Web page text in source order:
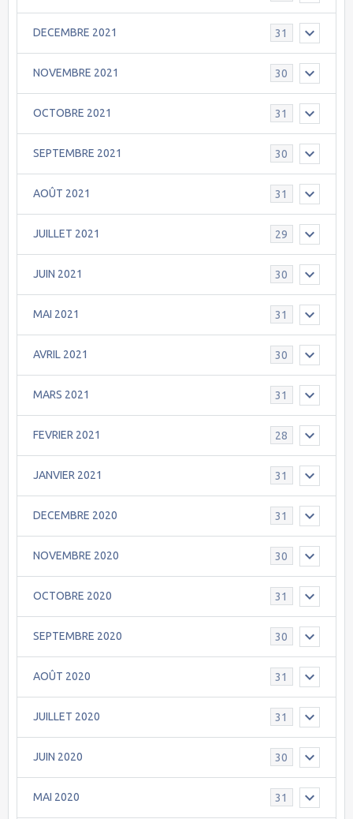
DECEMBRE 2021 31
NOVEMBRE 2021 30
OCTOBRE 2021 31
SEPTEMBRE 2021 30
AOÛT 2021 31
JUILLET 2021 29
JUIN 2021 30
MAI 2021 31
AVRIL 2021 30
MARS 2021 31
FEVRIER 2021 28
JANVIER 2021 31
DECEMBRE 2020 31
NOVEMBRE 2020 30
OCTOBRE 2020 31
SEPTEMBRE 2020 30
AOÛT 2020 31
JUILLET 2020 31
JUIN 2020 30
MAI 2020 31